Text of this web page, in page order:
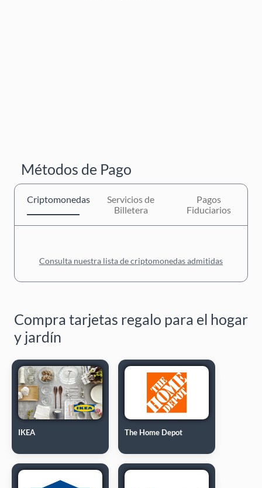
Métodos de Pago
Criptomonedas
Servicios de
Billetera
Pagos
Fiduciarios
Consulta nuestra lista de criptomonedas admitidas
Compra tarjetas regalo para el hogar
y jardín
IKEA The Home Depot